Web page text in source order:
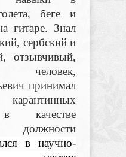
беге и
гитаре. Знал
сербский и
отзывчивый,
человек,
принимал
качестве
должности
в научно-